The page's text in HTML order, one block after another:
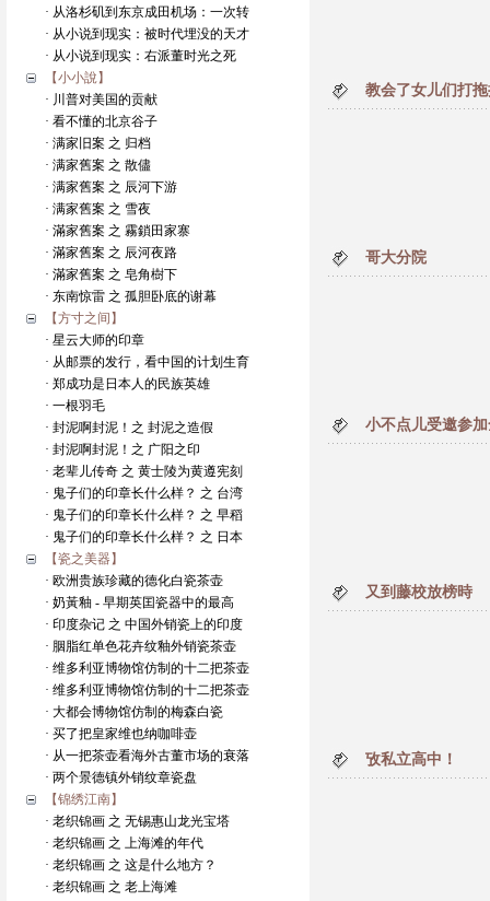
· 从洛杉矶到东京成田机场：一次转
· 从小说到现实：被时代埋没的天才
· 从小说到现实：右派董时光之死
【小小說】
· 川普对美国的贡献
· 看不懂的北京谷子
· 满家旧案 之 归档
· 满家舊案 之 散儘
· 满家舊案 之 辰河下游
· 满家舊案 之 雪夜
· 滿家舊案 之 霧鎖田家寨
· 滿家舊案 之 辰河夜路
· 滿家舊案 之 皂角樹下
· 东南惊雷 之 孤胆卧底的谢幕
【方寸之间】
· 星云大师的印章
· 从邮票的发行，看中国的计划生育
· 郑成功是日本人的民族英雄
· 一根羽毛
· 封泥啊封泥！之 封泥之造假
· 封泥啊封泥！之 广阳之印
· 老辈儿传奇 之 黄士陵为黄遵宪刻
· 鬼子们的印章长什么样？ 之 台湾
· 鬼子们的印章长什么样？ 之 早稻
· 鬼子们的印章长什么样？ 之 日本
【瓷之美器】
· 欧洲贵族珍藏的德化白瓷茶壶
· 奶黃釉 - 早期英囯瓷器中的最高
· 印度杂记 之 中国外销瓷上的印度
· 胭脂红单色花卉纹釉外销瓷茶壶
· 维多利亚博物馆仿制的十二把茶壶
· 维多利亚博物馆仿制的十二把茶壶
· 大都会博物馆仿制的梅森白瓷
· 买了把皇家维也纳咖啡壶
· 从一把茶壶看海外古董市场的衰落
· 两个景德镇外销纹章瓷盘
【锦绣江南】
· 老织锦画 之 无锡惠山龙光宝塔
· 老织锦画 之 上海滩的年代
· 老织锦画 之 这是什么地方？
· 老织锦画 之 老上海滩
教会了女儿们打
哥大分院
小不点儿受邀参
又到藤校放榜時
攷私立高中！